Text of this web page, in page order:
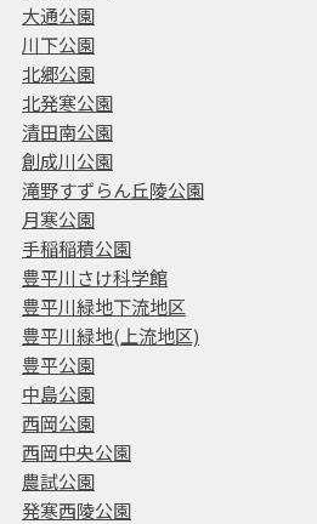
大通公園
川下公園
北郷公園
北発寒公園
清田南公園
創成川公園
滝野すずらん丘陵公園
月寒公園
手稲稲積公園
豊平川さけ科学館
豊平川緑地下流地区
豊平川緑地(上流地区)
豊平公園
中島公園
西岡公園
西岡中央公園
農試公園
発寒西陵公園